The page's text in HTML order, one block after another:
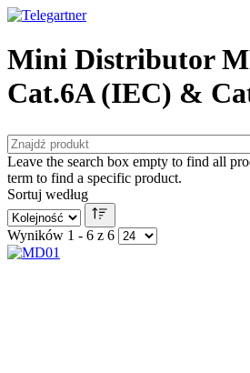
Mini Distributor
Cat.6A (IEC) &
Leave the search box empty to find all
term to find a specific product.
Sortuj według
Wyników 1 - 6 z 6